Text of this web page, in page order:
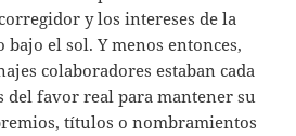
y los intereses de la
bajo el sol. Y menos entonces,
colaboradores estaban cada
del favor real para mantener su
títulos o nombramientos